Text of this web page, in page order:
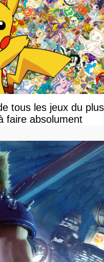
tous les jeux du plus
faire absolument